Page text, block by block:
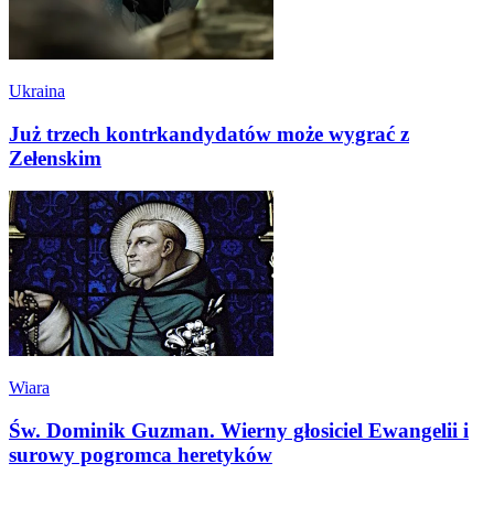
Ukraina
Już trzech kontrkandydatów może wygrać z
Zełenskim
Wiara
Św. Dominik Guzman. Wierny głosiciel Ewangelii i
surowy pogromca heretyków